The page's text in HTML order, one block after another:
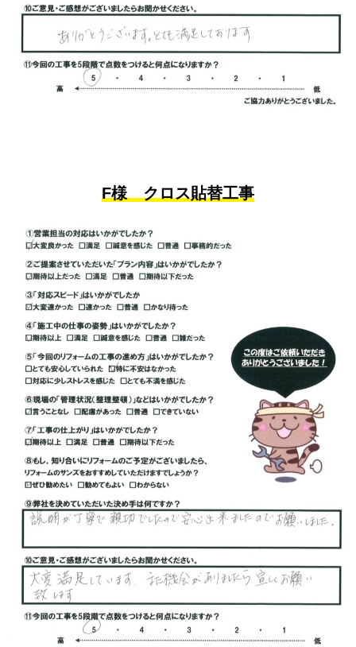
F様 クロス貼替工事